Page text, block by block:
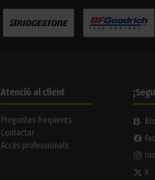
Atenció al client
Preguntes freqüents
Contactar
Accés professionals
X